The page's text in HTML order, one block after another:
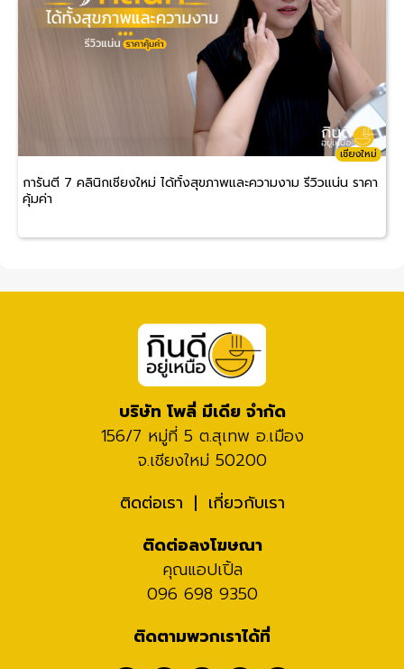
เชียงใหม่
การันตี 7 คลินิกเชียงใหม่ ได้ทั้งสุขภาพและความงาม รีวิวแน่น ราคา
คุ้มค่า
บริษัท โพลี่ มีเดีย จำกัด
156/7 หมู่ที่ 5 ต.สุเทพ อ.เมือง
จ.เชียงใหม่ 50200
ติดต่อเรา
เกี่ยวกับเรา
ติดต่อลงโฆษณา
คุณแอปเปิ้ล
096 698 9350
ติดตามพวกเราได้ที่